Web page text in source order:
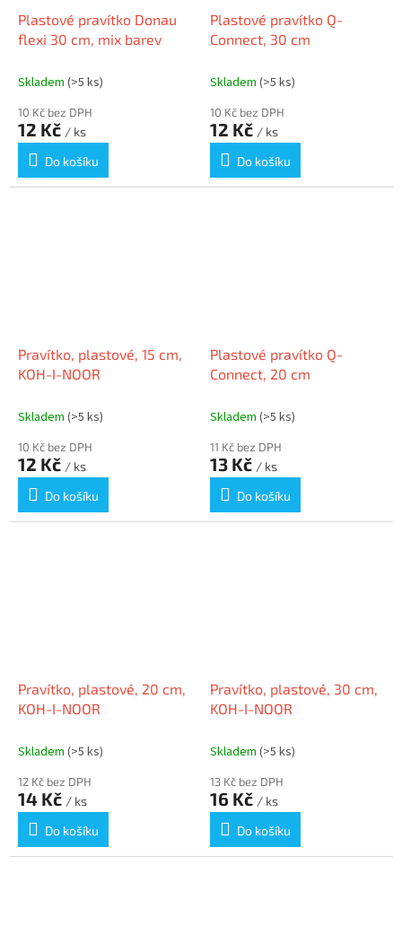
Plastové pravítko Donau
flexi 30 cm, mix barev
Skladem (>5 ks)
10 Kč bez DPH
12 Kč / ks
Do košíku
Plastové pravítko Q-
Connect, 30 cm
Skladem (>5 ks)
10 Kč bez DPH
12 Kč / ks
Do košíku
Pravítko, plastové, 15 cm,
KOH-I-NOOR
Skladem (>5 ks)
10 Kč bez DPH
12 Kč / ks
Do košíku
Plastové pravítko Q-
Connect, 20 cm
Skladem (>5 ks)
11 Kč bez DPH
13 Kč / ks
Do košíku
Pravítko, plastové, 20 cm,
KOH-I-NOOR
Skladem (>5 ks)
12 Kč bez DPH
14 Kč / ks
Do košíku
Pravítko, plastové, 30 cm,
KOH-I-NOOR
Skladem (>5 ks)
13 Kč bez DPH
16 Kč / ks
Do košíku